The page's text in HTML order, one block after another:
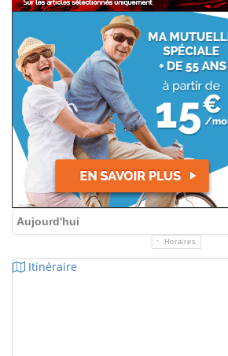
Aujourd'hui
Horaires
Itinéraire